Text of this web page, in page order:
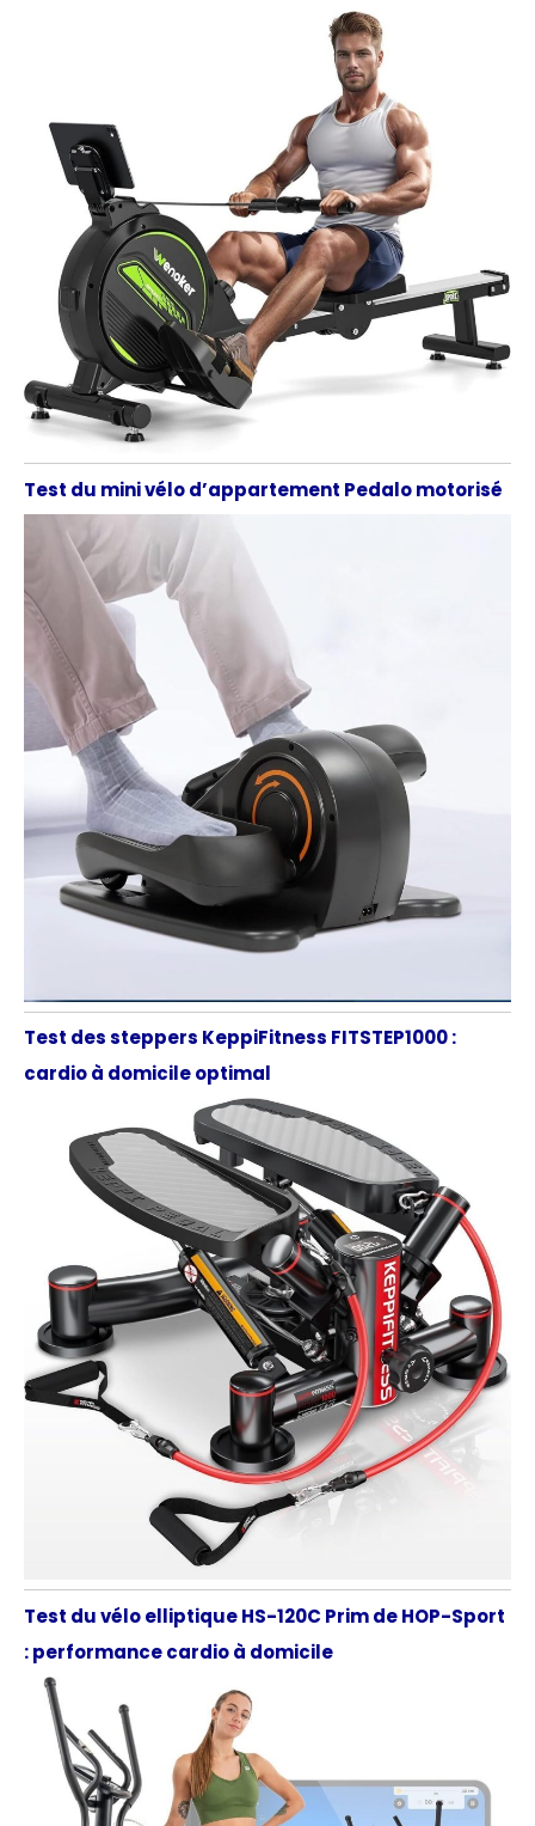
Test du mini vélo d’appartement Pedalo motorisé
Test des steppers KeppiFitness FITSTEP1000 :
cardio à domicile optimal
Test du vélo elliptique HS-120C Prim de HOP-Sport
: performance cardio à domicile